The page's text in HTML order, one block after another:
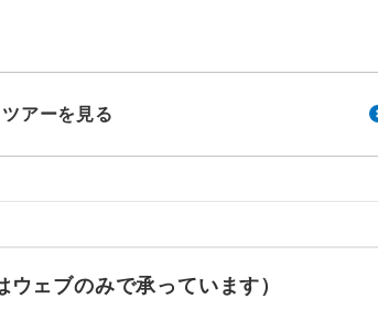
アーを見る
ェブのみで承っています）
1名様から出発可能な個人型プランです。
2名様から出発可能な個人型プランです。
ご夫婦限定でご参加いただけるコースです。